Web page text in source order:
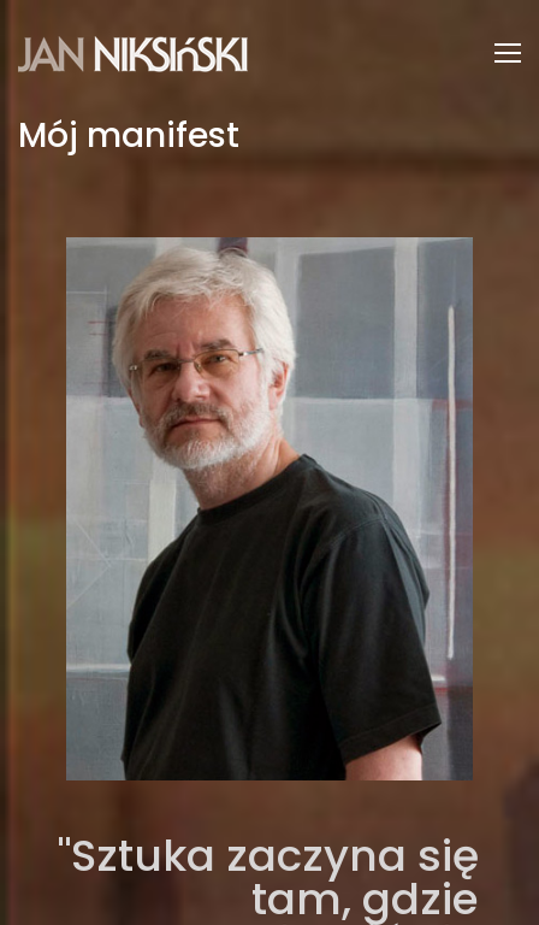
Mój manifest
"Sztuka zaczyna się
tam, gdzie